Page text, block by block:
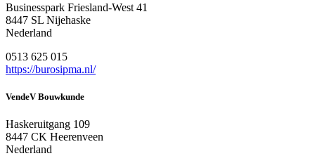
Businesspark Friesland-West 41
8447 SL Nijehaske
Nederland
0513 625 015
https://burosipma.nl/
VendeV Bouwkunde
Haskeruitgang 109
8447 CK Heerenveen
Nederland